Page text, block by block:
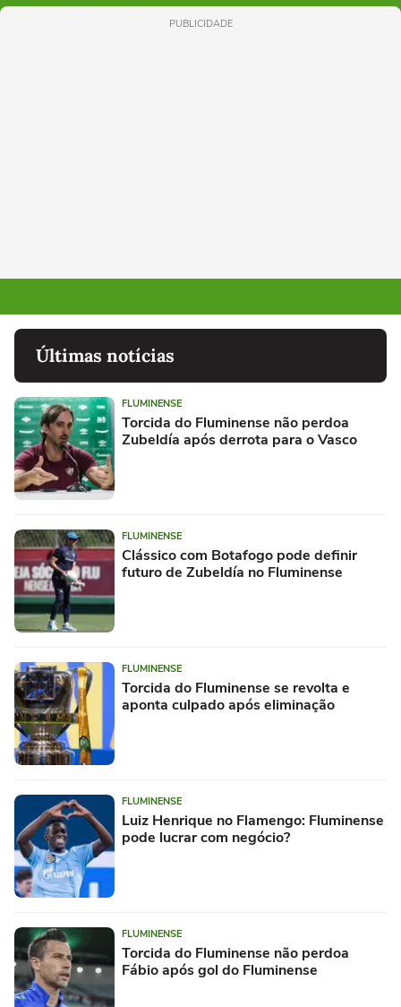
PUBLICIDADE
Últimas notícias
FLUMINENSE
Torcida do Fluminense não perdoa
Zubeldía após derrota para o Vasco
FLUMINENSE
Clássico com Botafogo pode definir
futuro de Zubeldía no Fluminense
FLUMINENSE
Torcida do Fluminense se revolta e
aponta culpado após eliminação
FLUMINENSE
Luiz Henrique no Flamengo: Fluminense
pode lucrar com negócio?
FLUMINENSE
Torcida do Fluminense não perdoa
Fábio após gol do Fluminense